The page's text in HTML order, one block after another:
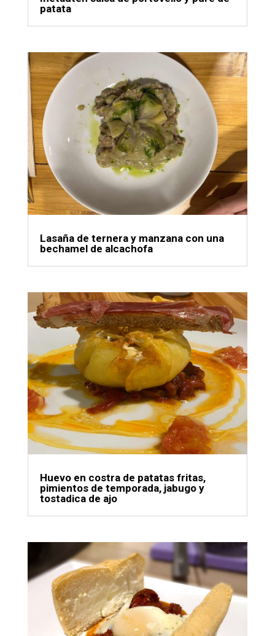
patata
Lasaña de ternera y manzana con una
bechamel de alcachofa
Huevo en costra de patatas fritas,
pimientos de temporada, jabugo y
tostadica de ajo